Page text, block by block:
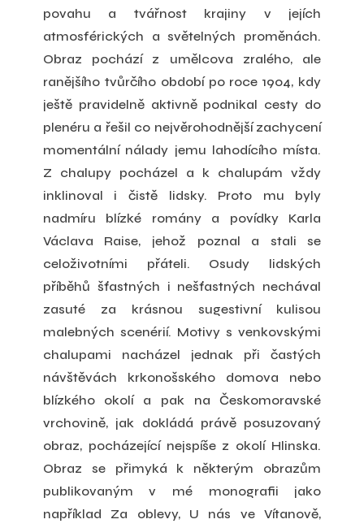
povahu a tvářnost krajiny v jejích
atmosférických a světelných proměnách.
Obraz pochází z umělcova zralého, ale
ranějšího tvůrčího období po roce 1904, kdy
ještě pravidelně aktivně podnikal cesty do
plenéru a řešil co nejvěrohodnější zachycení
momentální nálady jemu lahodícího místa.
Z chalupy pocházel a k chalupám vždy
inklinoval i čistě lidsky. Proto mu byly
nadmíru blízké romány a povídky Karla
Václava Raise, jehož poznal a stali se
celoživotními přáteli. Osudy lidských
příběhů šťastných i nešťastných nechával
zasuté za krásnou sugestivní kulisou
malebných scenérií. Motivy s venkovskými
chalupami nacházel jednak při častých
návštěvách krkonošského domova nebo
blízkého okolí a pak na Českomoravské
vrchovině, jak dokládá právě posuzovaný
obraz, pocházející nejspíše z okolí Hlinska.
Obraz se přimyká k některým obrazům
publikovaným v mé monografii jako
například Za oblevy, U nás ve Vítanově,